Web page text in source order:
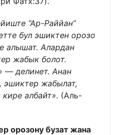
“Ар-Раййан”
бул эшиктен орозо
алышат. Алардан
жабык болот.
— делинет. Анан
эшиктер жабылат,
албайт». (Аль-
орозону бузат жана